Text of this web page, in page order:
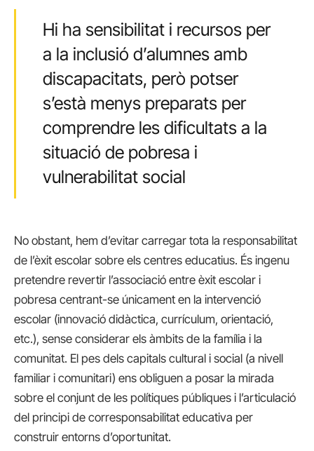
Hi ha sensibilitat i recursos per
a la inclusió d’alumnes amb
discapacitats, però potser
s’està menys preparats per
comprendre les dificultats a la
situació de pobresa i
vulnerabilitat social
No obstant, hem d’evitar carregar tota la responsabilitat
de l’èxit escolar sobre els centres educatius. És ingenu
pretendre revertir l’associació entre èxit escolar i
pobresa centrant-se únicament en la intervenció
escolar (innovació didàctica, currículum, orientació,
etc.), sense considerar els àmbits de la família i la
comunitat. El pes dels capitals cultural i social (a nivell
familiar i comunitari) ens obliguen a posar la mirada
sobre el conjunt de les polítiques públiques i l’articulació
del principi de corresponsabilitat educativa per
construir entorns d’oportunitat.